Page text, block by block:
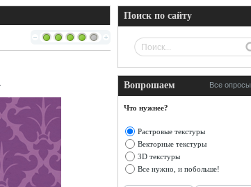
Поиск по сайту
Вопрошаем Все опросы
Что нужнее?
Растровые текстуры
Векторные текстуры
3D текстуры
Все нужно, и побольше!